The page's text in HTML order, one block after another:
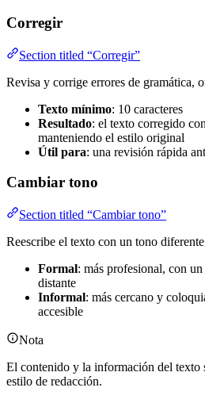
Corregir
Section titled “Corregir”
Revisa y corrige errores de gramática,
Texto mínimo: 10 caracteres
Resultado: el texto corregido
manteniendo el estilo original
Útil para: una revisión rápida
Cambiar tono
Section titled “Cambiar tono”
Reescribe el texto con un tono
Formal: más profesional, con
distante
Informal: más cercano y
accesible
Nota
El contenido y la información del texto
estilo de redacción.